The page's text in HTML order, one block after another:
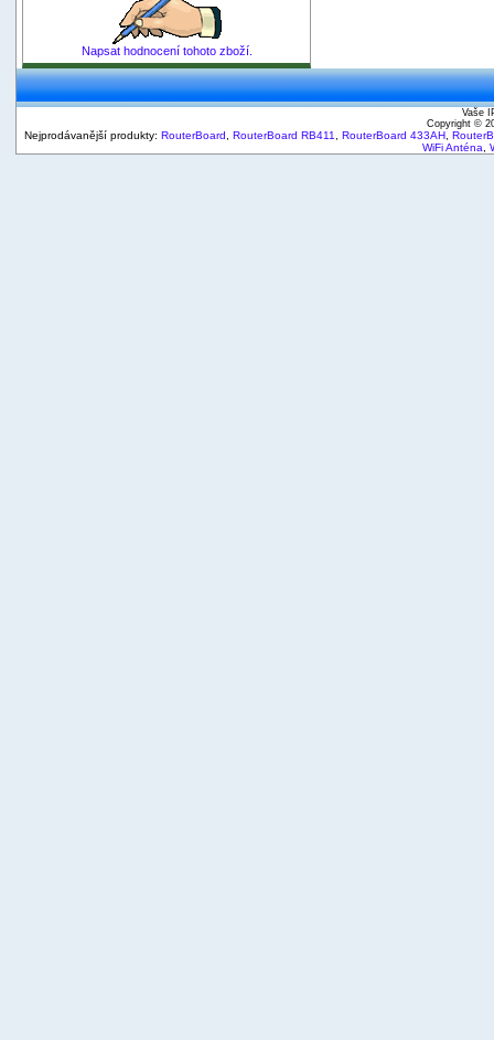
Napsat hodnocení tohoto zboží.
Vaše
Copyright ©
Nejprodávanější produkty: RouterBoard RouterBoard RB411 RouterBoard 433AH
WiFi Anténa